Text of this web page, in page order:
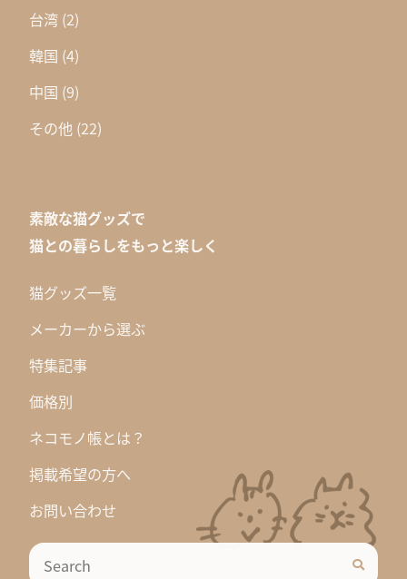
台湾 (2)
韓国 (4)
中国 (9)
その他 (22)
素敵な猫グッズで
猫との暮らしをもっと楽しく
猫グッズ一覧
メーカーから選ぶ
特集記事
価格別
ネコモノ帳とは？
掲載希望の方へ
お問い合わせ